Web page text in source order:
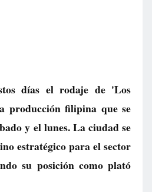
días el rodaje de 'Los
producción filipina que se
y el lunes. La ciudad se
estratégico para el sector
su posición como plató